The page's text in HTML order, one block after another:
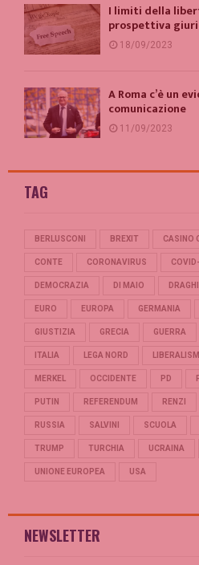
I limiti della
prospettiva
18/09/2023
A Roma c’è un
comunicazione
11/09/2023
TAG
BERLUSCONI BREXIT CASINO
CONTE CORONAVIRUS
DEMOCRAZIA DI MAIO DRAGHI
EURO EUROPA GERMANIA
GIUSTIZIA GRECIA GUERRA
ITALIA LEGA NORD
MERKEL OCCIDENTE PD
PUTIN REFERENDUM RENZI
RUSSIA SALVINI SCUOLA
TRUMP TURCHIA UCRAINA
UNIONE EUROPEA USA
NEWSLETTER